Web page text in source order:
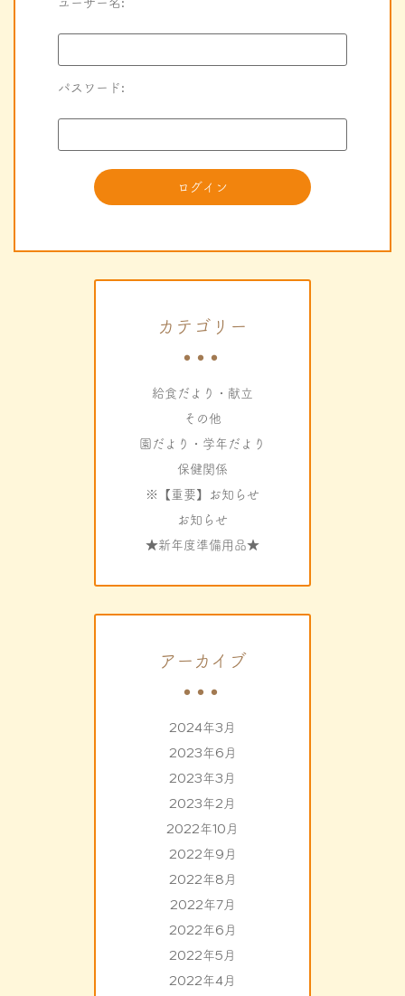
パスワード:
カテゴリー
給食だより・献立
その他
園だより・学年だより
保健関係
※【重要】お知らせ
お知らせ
★新年度準備用品★
アーカイブ
2024年3月
2023年6月
2023年3月
2023年2月
2022年10月
2022年9月
2022年8月
2022年7月
2022年6月
2022年5月
2022年4月